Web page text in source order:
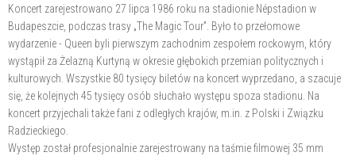
Koncert zarejestrowano 27 lipca 1986 roku na stadionie Népstadion w
Budapeszcie, podczas trasy „The Magic Tour”. Było to przełomowe
wydarzenie - Queen byli pierwszym zachodnim zespołem rockowym, który
wystąpił za Żelazną Kurtyną w okresie głębokich przemian politycznych i
kulturowych. Wszystkie 80 tysięcy biletów na koncert wyprzedano, a szacuje
się, że kolejnych 45 tysięcy osób słuchało występu spoza stadionu. Na
koncert przyjechali także fani z odległych krajów, m.in. z Polski i Związku
Radzieckiego.
Występ został profesjonalnie zarejestrowany na taśmie filmowej 35 mm